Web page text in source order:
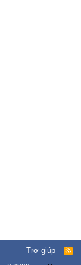
Trợ giúp
R